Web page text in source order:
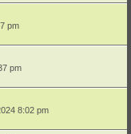
pm
pm
8:02 pm